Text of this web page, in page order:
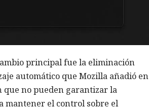
principal fue la eliminación
automático que Mozilla añadió en
que no pueden garantizar la
mantener el control sobre el